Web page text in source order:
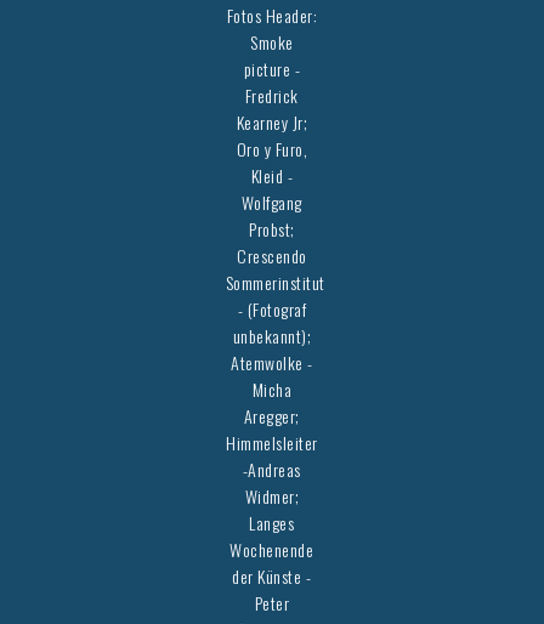
Fotos Header:
Smoke
picture -
Fredrick
Kearney Jr;
Oro y Furo,
Kleid -
Wolfgang
Probst;
Crescendo
Sommerinstitut
- (Fotograf
unbekannt);
Atemwolke -
Micha
Aregger;
Himmelsleiter
-Andreas
Widmer;
Langes
Wochenende
der Künste -
Peter